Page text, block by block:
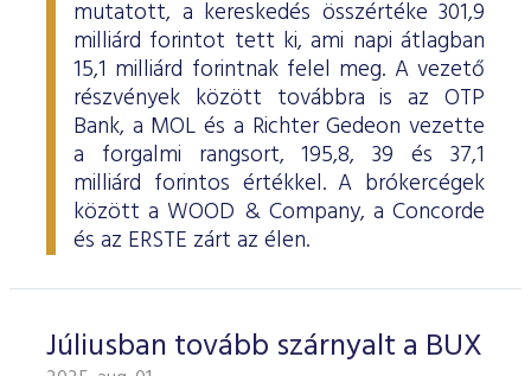
mutatott, a kereskedés összértéke 301,9
milliárd forintot tett ki, ami napi átlagban
15,1 milliárd forintnak felel meg. A vezető
részvények között továbbra is az OTP
Bank, a MOL és a Richter Gedeon vezette
a forgalmi rangsort, 195,8, 39 és 37,1
milliárd forintos értékkel. A brókercégek
között a WOOD & Company, a Concorde
és az ERSTE zárt az élen.
Júliusban tovább szárnyalt a BUX